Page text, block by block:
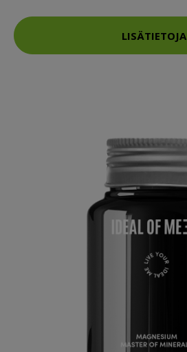
LISÄTIETOJA